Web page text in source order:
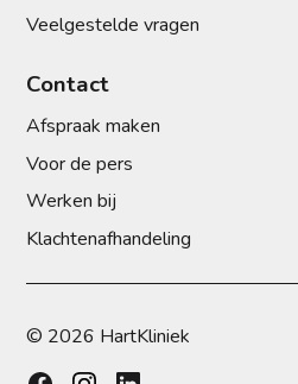
Veelgestelde vragen
Contact
Afspraak maken
Voor de pers
Werken bij
Klachtenafhandeling
© 2026 HartKliniek